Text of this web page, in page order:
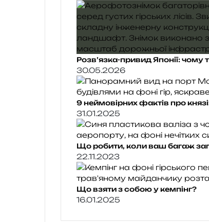
Розв’язка-привид Японії: чому
30.05.2026
9 неймовірних фактів про
31.01.2025
Що робити, коли ваш багаж
22.11.2023
Що взяти з собою у кемпінг?
16.01.2025